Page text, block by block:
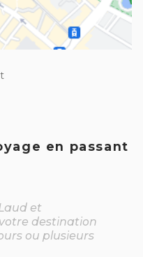
en passant
et
destination
ou plusieurs